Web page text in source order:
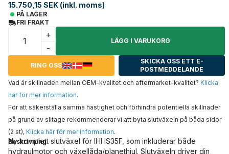
15.750,15 SEK (inkl. moms)
PÅ LAGER
FRI FRAKT
+
-
LÄGG I VARUKORG
RING OSS
SKICKA OSS ETT E-
POSTMEDDELANDE
Vad är skillnaden mellan OEM-kvalitet och aftermarket-kvalitet? Klicka
här för mer information.
För att säkerställa samma hastighet och förhindra potentiella skillnader
på grund av slitage rekommenderar vi att byta slutväxeln på båda sidor
(2 st), Klicka här för mer information.
Beskrivning
Ny komplett slutväxel för IHI IS35F, som inkluderar både
hydraulmotor och växellåda/planethjul. Slutväxeln driver din